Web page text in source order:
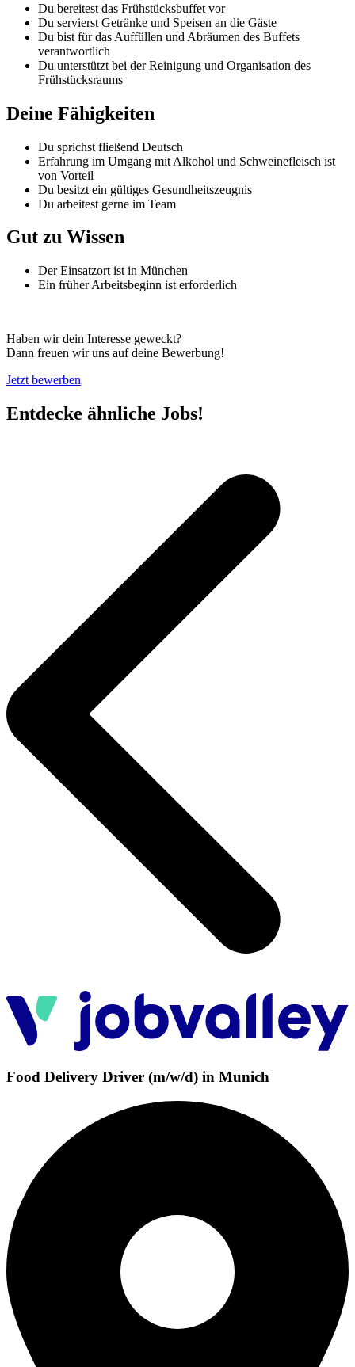
Du bereitest das Frühstücksbuffet vor
Du servierst Getränke und Speisen an die Gäste
Du bist für das Auffüllen und Abräumen des Buffets
verantwortlich
Du unterstützt bei der Reinigung und Organisation des
Frühstücksraums
Deine Fähigkeiten
Du sprichst fließend Deutsch
Erfahrung im Umgang mit Alkohol und Schweinefleisch ist
von Vorteil
Du besitzt ein gültiges Gesundheitszeugnis
Du arbeitest gerne im Team
Gut zu Wissen
Der Einsatzort ist in München
Ein früher Arbeitsbeginn ist erforderlich
Haben wir dein Interesse geweckt?
Dann freuen wir uns auf deine Bewerbung!
Jetzt bewerben
Entdecke ähnliche Jobs!
Food Delivery Driver (m/w/d) in Munich